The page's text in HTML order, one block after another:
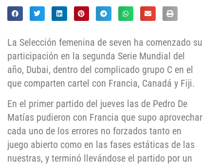
La Selección femenina de seven ha comenzado su
participación en la segunda Serie Mundial del
año, Dubai, dentro del complicado grupo C en el
que comparten cartel con Francia, Canadá y Fiji.
En el primer partido del jueves las de Pedro De
Matías pudieron con Francia que supo aprovechar
cada uno de los errores no forzados tanto en
juego abierto como en las fases estáticas de las
nuestras, y terminó llevándose el partido por un